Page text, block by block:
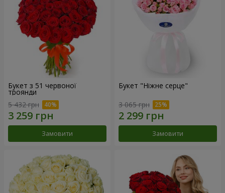
Букет з 51 червоної
троянди
5 432 грн
Замовити
Букет "Ніжне серце"
3 065 грн
Замовити